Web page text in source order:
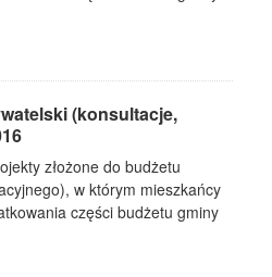
(konsultacje,
złożone do budżetu
w którym mieszkańcy
części budżetu gminy